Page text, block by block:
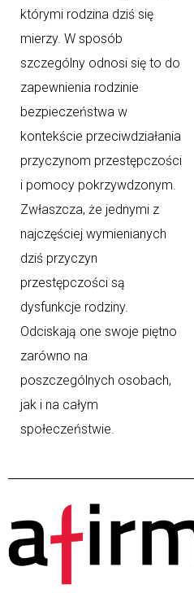
którymi rodzina dziś się
mierzy. W sposób
szczególny odnosi się to do
zapewnienia rodzinie
bezpieczeństwa w
kontekście przeciwdziałania
przyczynom przestępczości
i pomocy pokrzywdzonym.
Zwłaszcza, że jednymi z
najczęściej wymienianych
dziś przyczyn
przestępczości są
dysfunkcje rodziny.
Odciskają one swoje piętno
zarówno na
poszczególnych osobach,
jak i na całym
społeczeństwie.